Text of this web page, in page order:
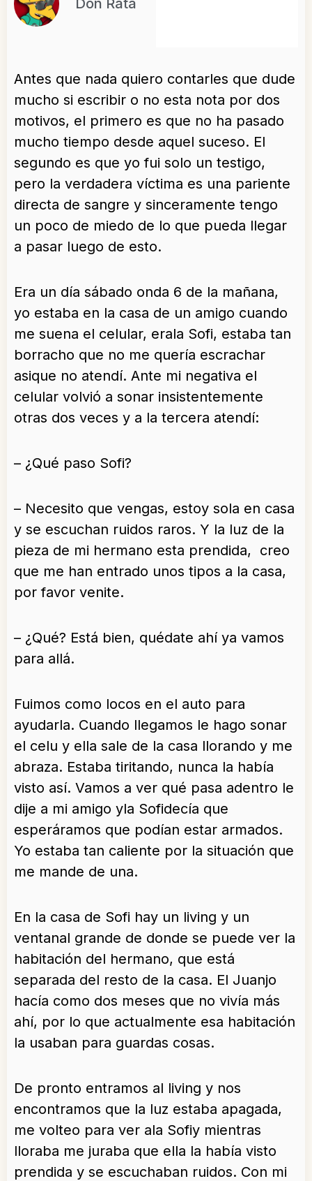
Don Rata
Antes que nada quiero contarles que dude
mucho si escribir o no esta nota por dos
motivos, el primero es que no ha pasado
mucho tiempo desde aquel suceso. El
segundo es que yo fui solo un testigo,
pero la verdadera víctima es una pariente
directa de sangre y sinceramente tengo
un poco de miedo de lo que pueda llegar
a pasar luego de esto.
Era un día sábado onda 6 de la mañana,
yo estaba en la casa de un amigo cuando
me suena el celular, erala Sofi, estaba tan
borracho que no me quería escrachar
asique no atendí. Ante mi negativa el
celular volvió a sonar insistentemente
otras dos veces y a la tercera atendí:
– ¿Qué paso Sofi?
– Necesito que vengas, estoy sola en casa
y se escuchan ruidos raros. Y la luz de la
pieza de mi hermano esta prendida, creo
que me han entrado unos tipos a la casa,
por favor venite.
– ¿Qué? Está bien, quédate ahí ya vamos
para allá.
Fuimos como locos en el auto para
ayudarla. Cuando llegamos le hago sonar
el celu y ella sale de la casa llorando y me
abraza. Estaba tiritando, nunca la había
visto así. Vamos a ver qué pasa adentro le
dije a mi amigo yla Sofidecía que
esperáramos que podían estar armados.
Yo estaba tan caliente por la situación que
me mande de una.
En la casa de Sofi hay un living y un
ventanal grande de donde se puede ver la
habitación del hermano, que está
separada del resto de la casa. El Juanjo
hacía como dos meses que no vivía más
ahí, por lo que actualmente esa habitación
la usaban para guardas cosas.
De pronto entramos al living y nos
encontramos que la luz estaba apagada,
me volteo para ver ala Sofiy mientras
lloraba me juraba que ella la había visto
prendida y se escuchaban ruidos. Con mi